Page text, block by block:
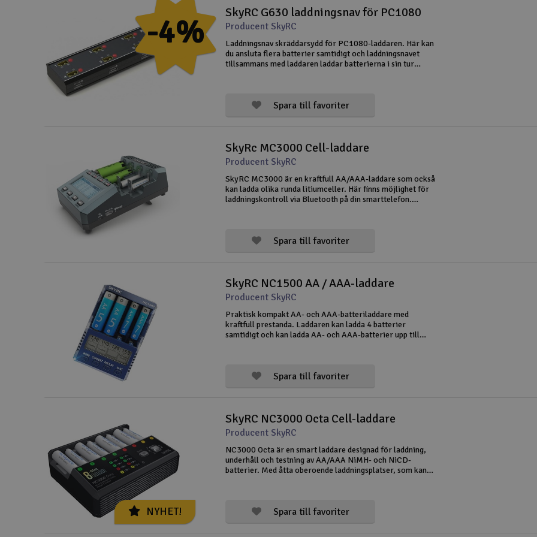
Drönare för FPV
Flygplan
Helikopter
Modelljärnväg
Motor & tillbehör
Outlet
Radioutrustning
Scooter & elfordon
Smarthem, lek och hobby
Solenergi
Verktyg, utrustning och tillbehör
Presentkort
-4%
SkyRC G630 laddningsnav för PC1080
Producent SkyRC
Laddningsnav skräddarsydd för PC1080-laddaren. Här kan
du ansluta flera batterier samtidigt och laddningsnavet
tillsammans med laddaren laddar batterierna i sin tur
Spara till favoriter
SkyRc MC3000 Cell-laddare
Producent SkyRC
SkyRC MC3000 är en kraftfull AA/AAA-laddare som också
kan ladda olika runda litiumceller. Här finns möjlighet för
laddningskontroll via Bluetooth på din smarttelefon.
Spara till favoriter
SkyRC NC1500 AA / AAA-laddare
Producent SkyRC
Praktisk kompakt AA- och AAA-batteriladdare med
kraftfull prestanda. Laddaren kan ladda 4 batterier
samtidigt och kan ladda AA- och AAA-batterier upp till
Spara till favoriter
NYHET!
SkyRC NC3000 Octa Cell-laddare
Producent SkyRC
NC3000 Octa är en smart laddare designad för laddning,
underhåll och testning av AA/AAA NiMH- och NiCD-
batterier. Med åtta oberoende laddningsplatser, som kan
Spara till favoriter